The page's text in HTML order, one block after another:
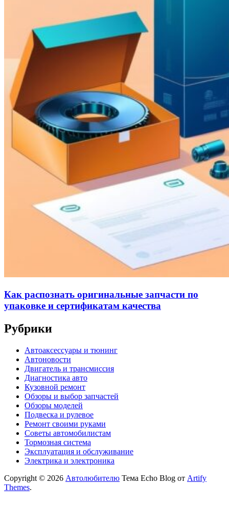
Как распознать оригинальные запчасти по
упаковке и сертификатам качества
Рубрики
Автоаксессуары и тюнинг
Автоновости
Двигатель и трансмиссия
Диагностика авто
Кузовной ремонт
Обзоры и выбор запчастей
Обзоры моделей
Подвеска и рулевое
Ремонт своими руками
Советы автомобилистам
Тормозная система
Эксплуатация и обслуживание
Электрика и электроника
Copyright © 2026 Автолюбителю Тема Echo Blog от Artify
Themes.